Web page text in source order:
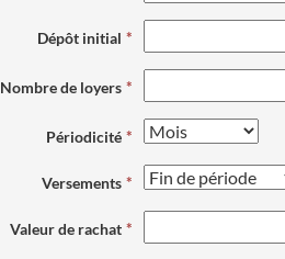
Dépôt initial
Nombre de loyers
Périodicité
Versements
Valeur de rachat